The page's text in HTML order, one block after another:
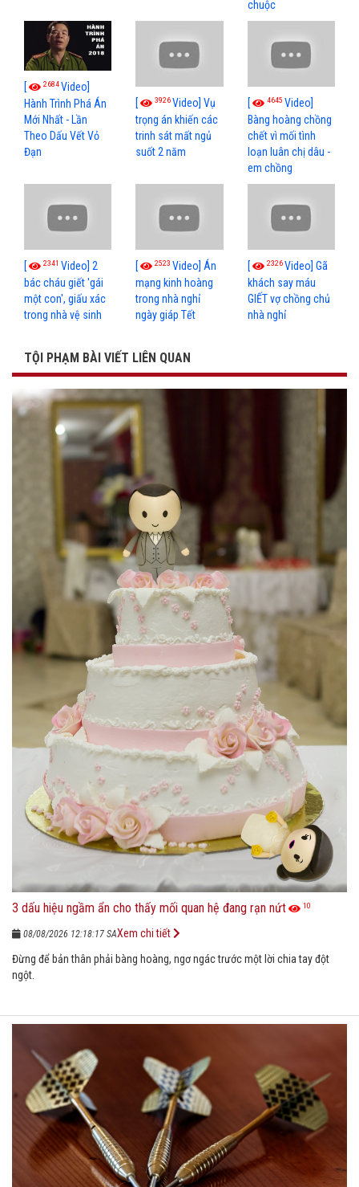
chuộc
[ 2684Video]
Hành Trình Phá Án
Mới Nhất - Lần
Theo Dấu Vết Vỏ
Đạn
[ 3926Video] Vụ
trọng án khiến các
trinh sát mất ngủ
suốt 2 năm
[ 4645 Video]
Bàng hoàng chồng
chết vì mối tình
loạn luân chị dâu -
em chồng
[ 2341 Video] 2
bác cháu giết 'gái
một con', giấu xác
trong nhà vệ sinh
[ 2523Video] Án
mạng kinh hoàng
trong nhà nghỉ
ngày giáp Tết
[ 2326Video] Gã
khách say máu
GIẾT vợ chồng chủ
nhà nghỉ
TỘI PHẠM BÀI VIẾT LIÊN QUAN
3 dấu hiệu ngầm ẩn cho thấy mối quan hệ đang rạn nứt 10
08/08/2026 12:18:17 SA
Đừng để bản thân phải bàng hoàng, ngơ ngác trước một lời chia tay đột
ngột.
Xem chi tiết